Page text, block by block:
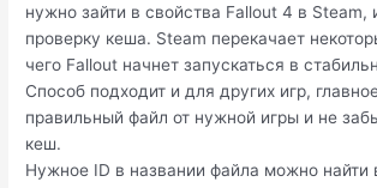
нужно зайти в свойства Fallout 4 в Steam,
проверку кеша. Steam перекачает
чего Fallout начнет запускаться в
Способ подходит и для других игр,
правильный файл от нужной игры и не
кеш.
Нужное ID в названии файла можно найти